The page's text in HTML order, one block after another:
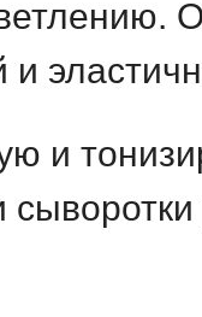
и
и